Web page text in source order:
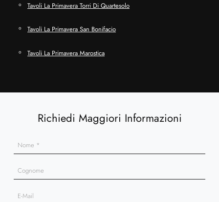
Tavoli La Primavera Torri Di Quartesolo
Tavoli La Primavera San Bonifacio
Tavoli La Primavera Marostica
Richiedi Maggiori Informazioni